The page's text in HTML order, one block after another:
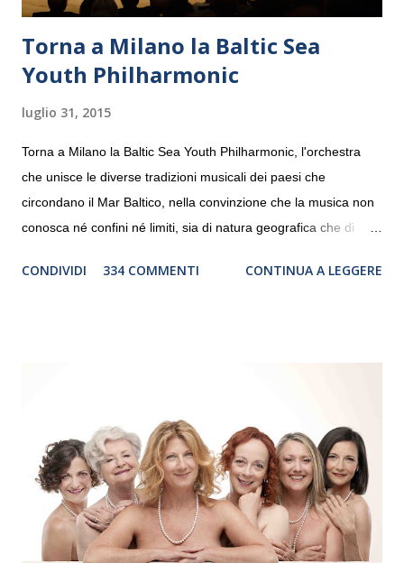
Torna a Milano la Baltic Sea
Youth Philharmonic
luglio 31, 2015
Torna a Milano la Baltic Sea Youth Philharmonic, l'orchestra
che unisce le diverse tradizioni musicali dei paesi che
circondano il Mar Baltico, nella convinzione che la musica non
conosca né confini né limiti, sia di natura geografica che di
debutterà il 10 settembre a Heiden, in Germania, e toccherà, in
“Settembre dell’Accademia” dove si esibirà per il secondo anno
consecutivo. Il pubblico milanese avrà il piacere di applaudire i
giovani artisti della Baltic Sea Youth Philharmonic per la quarta
volta. L’orchestra, fondata nel 2008 da Kristjan Järvi (affiancato
da un prestigioso consiglio di consulent...
CONDIVIDI 334 COMMENTI CONTINUA A LEGGERE